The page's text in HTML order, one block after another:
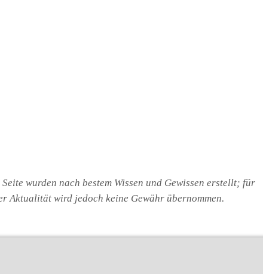
wurden nach bestem Wissen und Gewissen erstellt; für
Aktualität wird jedoch keine Gewähr übernommen.